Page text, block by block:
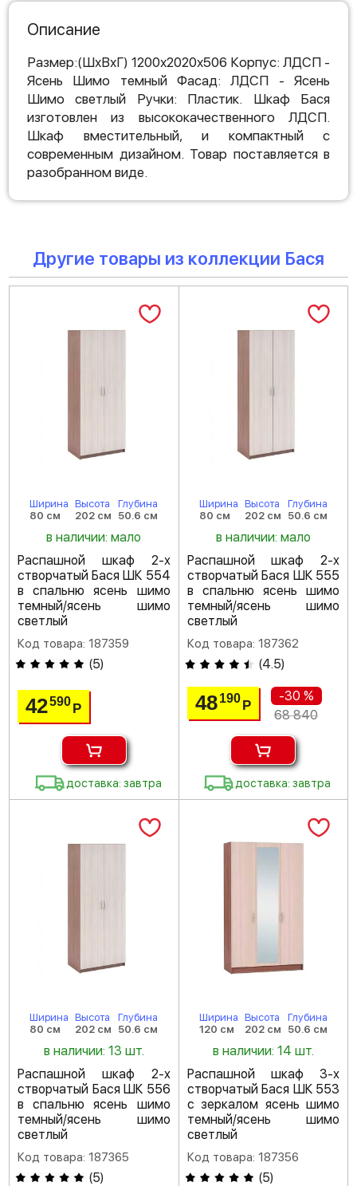
Описание
Размер:(ШхВхГ) 1200х2020х506 Корпус: ЛДСП -
Ясень Шимо темный Фасад: ЛДСП - Ясень
Шимо светлый Ручки: Пластик. Шкаф Бася
изготовлен из высококачественного ЛДСП.
Шкаф вместительный, и компактный с
современным дизайном. Товар поставляется в
разобранном виде.
Другие товары из коллекции Бася
Ширина
80 см
Высота
202 см
Глубина
50.6 см
в наличии: мало
Распашной шкаф 2-х
створчатый Бася ШК 554
в спальню ясень шимо
темный/ясень шимо
светлый
Код товара: 187359
(5)
42590Р
доставка: завтра
Ширина
80 см
Высота
202 см
Глубина
50.6 см
в наличии: мало
Распашной шкаф 2-х
створчатый Бася ШК 555
в спальню ясень шимо
темный/ясень шимо
светлый
Код товара: 187362
(4.5)
48 190 Р
-30 %
68 840
доставка: завтра
Ширина
80 см
Высота
202 см
Глубина
50.6 см
в наличии: 13 шт.
Распашной шкаф 2-х
створчатый Бася ШК 556
в спальню ясень шимо
темный/ясень шимо
светлый
Код товара: 187365
(5)
Ширина
120 см
Высота
202 см
Глубина
50.6 см
в наличии: 14 шт.
Распашной шкаф 3-х
створчатый Бася ШК 553
с зеркалом ясень шимо
темный/ясень шимо
светлый
Код товара: 187356
(5)